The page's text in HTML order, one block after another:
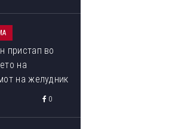
пристап во
на
на желудник
0